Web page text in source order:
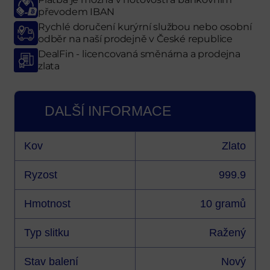
převodem IBAN
Rychlé doručení kurýrní službou nebo osobní
odběr na naší prodejně v České republice
DealFin - licencovaná směnárna a prodejna
zlata
DALŠÍ INFORMACE
Kov Zlato
Ryzost 999.9
Hmotnost 10 gramů
Typ slitku Ražený
Stav balení Nový